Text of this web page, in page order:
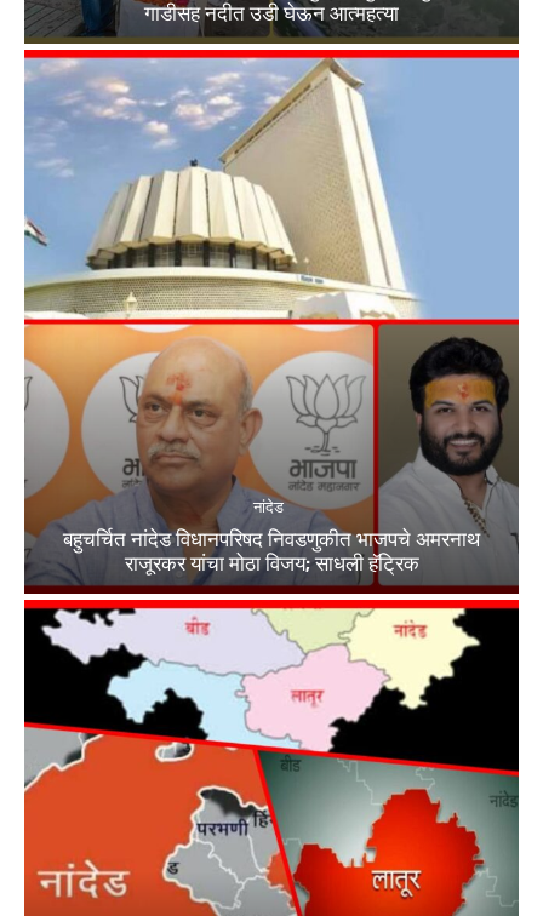
गाडीसह नदीत उडी घेऊन आत्महत्या
नांदेड
बहुचर्चित नांदेड विधानपरिषद निवडणुकीत भाजपचे अमरनाथ
राजूरकर यांचा मोठा विजय; साधली हॅट्रिक